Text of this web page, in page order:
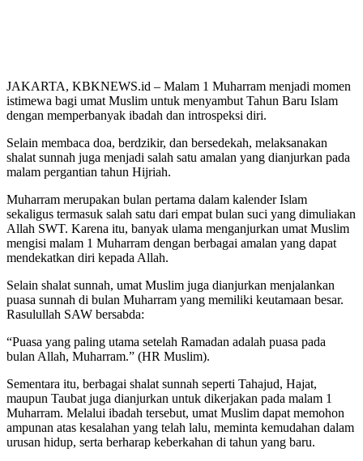
JAKARTA, KBKNEWS.id – Malam 1 Muharram menjadi momen
istimewa bagi umat Muslim untuk menyambut Tahun Baru Islam
dengan memperbanyak ibadah dan introspeksi diri.
Selain membaca doa, berdzikir, dan bersedekah, melaksanakan
shalat sunnah juga menjadi salah satu amalan yang dianjurkan pada
malam pergantian tahun Hijriah.
Muharram merupakan bulan pertama dalam kalender Islam
sekaligus termasuk salah satu dari empat bulan suci yang dimuliakan
Allah SWT. Karena itu, banyak ulama menganjurkan umat Muslim
mengisi malam 1 Muharram dengan berbagai amalan yang dapat
mendekatkan diri kepada Allah.
Selain shalat sunnah, umat Muslim juga dianjurkan menjalankan
puasa sunnah di bulan Muharram yang memiliki keutamaan besar.
Rasulullah SAW bersabda:
“Puasa yang paling utama setelah Ramadan adalah puasa pada
bulan Allah, Muharram.” (HR Muslim).
Sementara itu, berbagai shalat sunnah seperti Tahajud, Hajat,
maupun Taubat juga dianjurkan untuk dikerjakan pada malam 1
Muharram. Melalui ibadah tersebut, umat Muslim dapat memohon
ampunan atas kesalahan yang telah lalu, meminta kemudahan dalam
urusan hidup, serta berharap keberkahan di tahun yang baru.